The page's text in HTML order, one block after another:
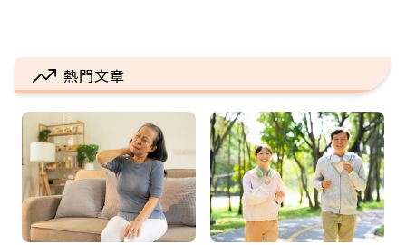
熱門文章